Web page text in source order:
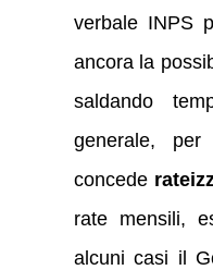
verbale INPS
ancora la
saldando
generale,
concede
rate mensili,
alcuni casi il